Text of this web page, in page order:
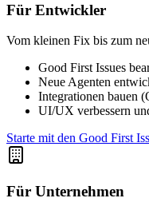
Für Entwickler
Vom kleinen Fix bis zum
Good First Issues
Neue Agenten
Integrationen bauen
UI/UX verbessern
Starte mit den Good First
Für Unternehmen